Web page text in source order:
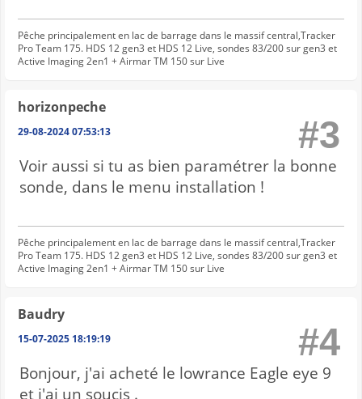
Pêche principalement en lac de barrage dans le massif central,Tracker
Pro Team 175. HDS 12 gen3 et HDS 12 Live, sondes 83/200 sur gen3 et
Active Imaging 2en1 + Airmar TM 150 sur Live
horizonpeche
29-08-2024 07:53:13 #3
Voir aussi si tu as bien paramétrer la bonne
sonde, dans le menu installation !
Pêche principalement en lac de barrage dans le massif central,Tracker
Pro Team 175. HDS 12 gen3 et HDS 12 Live, sondes 83/200 sur gen3 et
Active Imaging 2en1 + Airmar TM 150 sur Live
Baudry
15-07-2025 18:19:19 #4
Bonjour, j'ai acheté le lowrance Eagle eye 9
et j'ai un soucis .